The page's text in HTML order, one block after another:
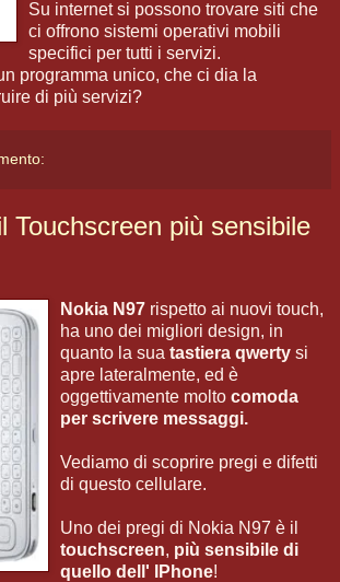
Su internet si possono trovare siti che
ci offrono sistemi operativi mobili
specifici per tutti i servizi.
programma unico, che ci dia la
di più servizi?
Touchscreen più sensibile
Nokia N97 rispetto ai nuovi touch,
ha uno dei migliori design, in
quanto la sua tastiera qwerty si
apre lateralmente, ed è
oggettivamente molto comoda
per scrivere messaggi.
Vediamo di scoprire pregi e difetti
di questo cellulare.
Uno dei pregi di Nokia N97 è il
touchscreen, più sensibile di
quello dell' IPhone!